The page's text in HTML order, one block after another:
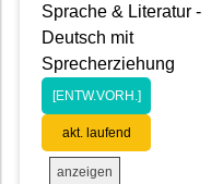
Sprache & Literatur -
Deutsch mit
Sprecherziehung
[ENTW.VORH.]
akt. laufend
anzeigen